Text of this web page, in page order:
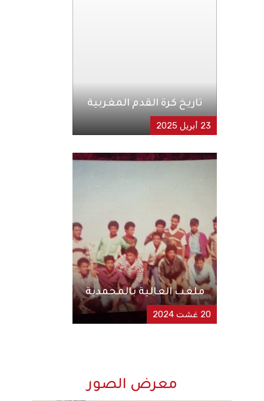
23 أبريل 2025
تاريخ كرة القدم المغربية
20 غشت 2024
ملعب العالية بالمحمدية
معرض الصور